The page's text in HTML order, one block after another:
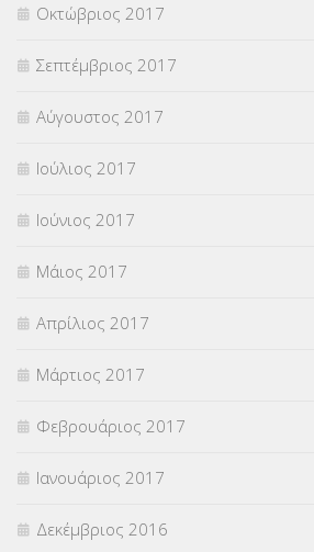
Οκτώβριος 2017
Σεπτέμβριος 2017
Αύγουστος 2017
Ιούλιος 2017
Ιούνιος 2017
Μάιος 2017
Απρίλιος 2017
Μάρτιος 2017
Φεβρουάριος 2017
Ιανουάριος 2017
Δεκέμβριος 2016